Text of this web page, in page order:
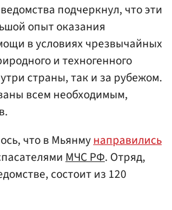
подчеркнул, что эти
опыт оказания
в условиях чрезвычайных
и техногенного
страны, так и за рубежом.
всем необходимым,
что в Мьянмунаправились
МЧС РФ. Отряд,
состоит из 120